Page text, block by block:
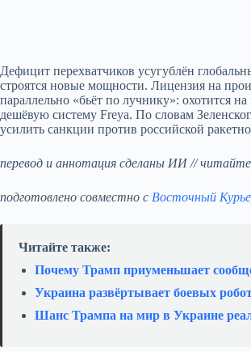
Дефицит перехватчиков усугублён
строятся новые мощности. Лицензия на
параллельно «бьёт по лучнику»: охотится
дешёвую систему Freya. По словам
усилить санкции против российской
перевод и аннотация сделаны ИИ // читайте
подготовлено совместно с Восточный
Читайте также:
Почему Трамп приуменьшает
Украина развёртывает боевых
Шанс Трампа на мир в Украине